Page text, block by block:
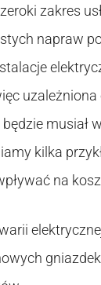
zakres
napraw
musiał
kilka
na